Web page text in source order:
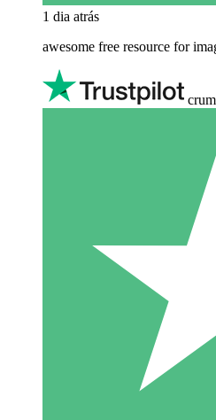
1 dia atrás
awesome free resource for